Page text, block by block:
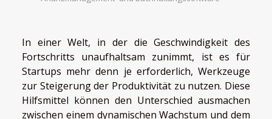
In einer Welt, in der die Geschwindigkeit des
Fortschritts unaufhaltsam zunimmt, ist es für
Startups mehr denn je erforderlich, Werkzeuge
zur Steigerung der Produktivität zu nutzen. Diese
Hilfsmittel können den Unterschied ausmachen
zwischen einem dynamischen Wachstum und dem